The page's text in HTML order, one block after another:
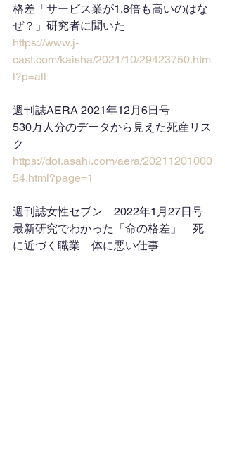
格差「サービス業が1.8倍も高いのはな
ぜ？」研究者に聞いた
https://www.j-
cast.com/kaisha/2021/10/29423750.htm
l?p=all
週刊誌AERA 2021年12月6日号
530万人分のデータから見えた死産リス
ク
https://dot.asahi.com/aera/20211201000
54.html?page=1
週刊誌女性セブン　2022年1月27日号
最新研究でわかった「命の格差」　死
に近づく職業　体に悪い仕事